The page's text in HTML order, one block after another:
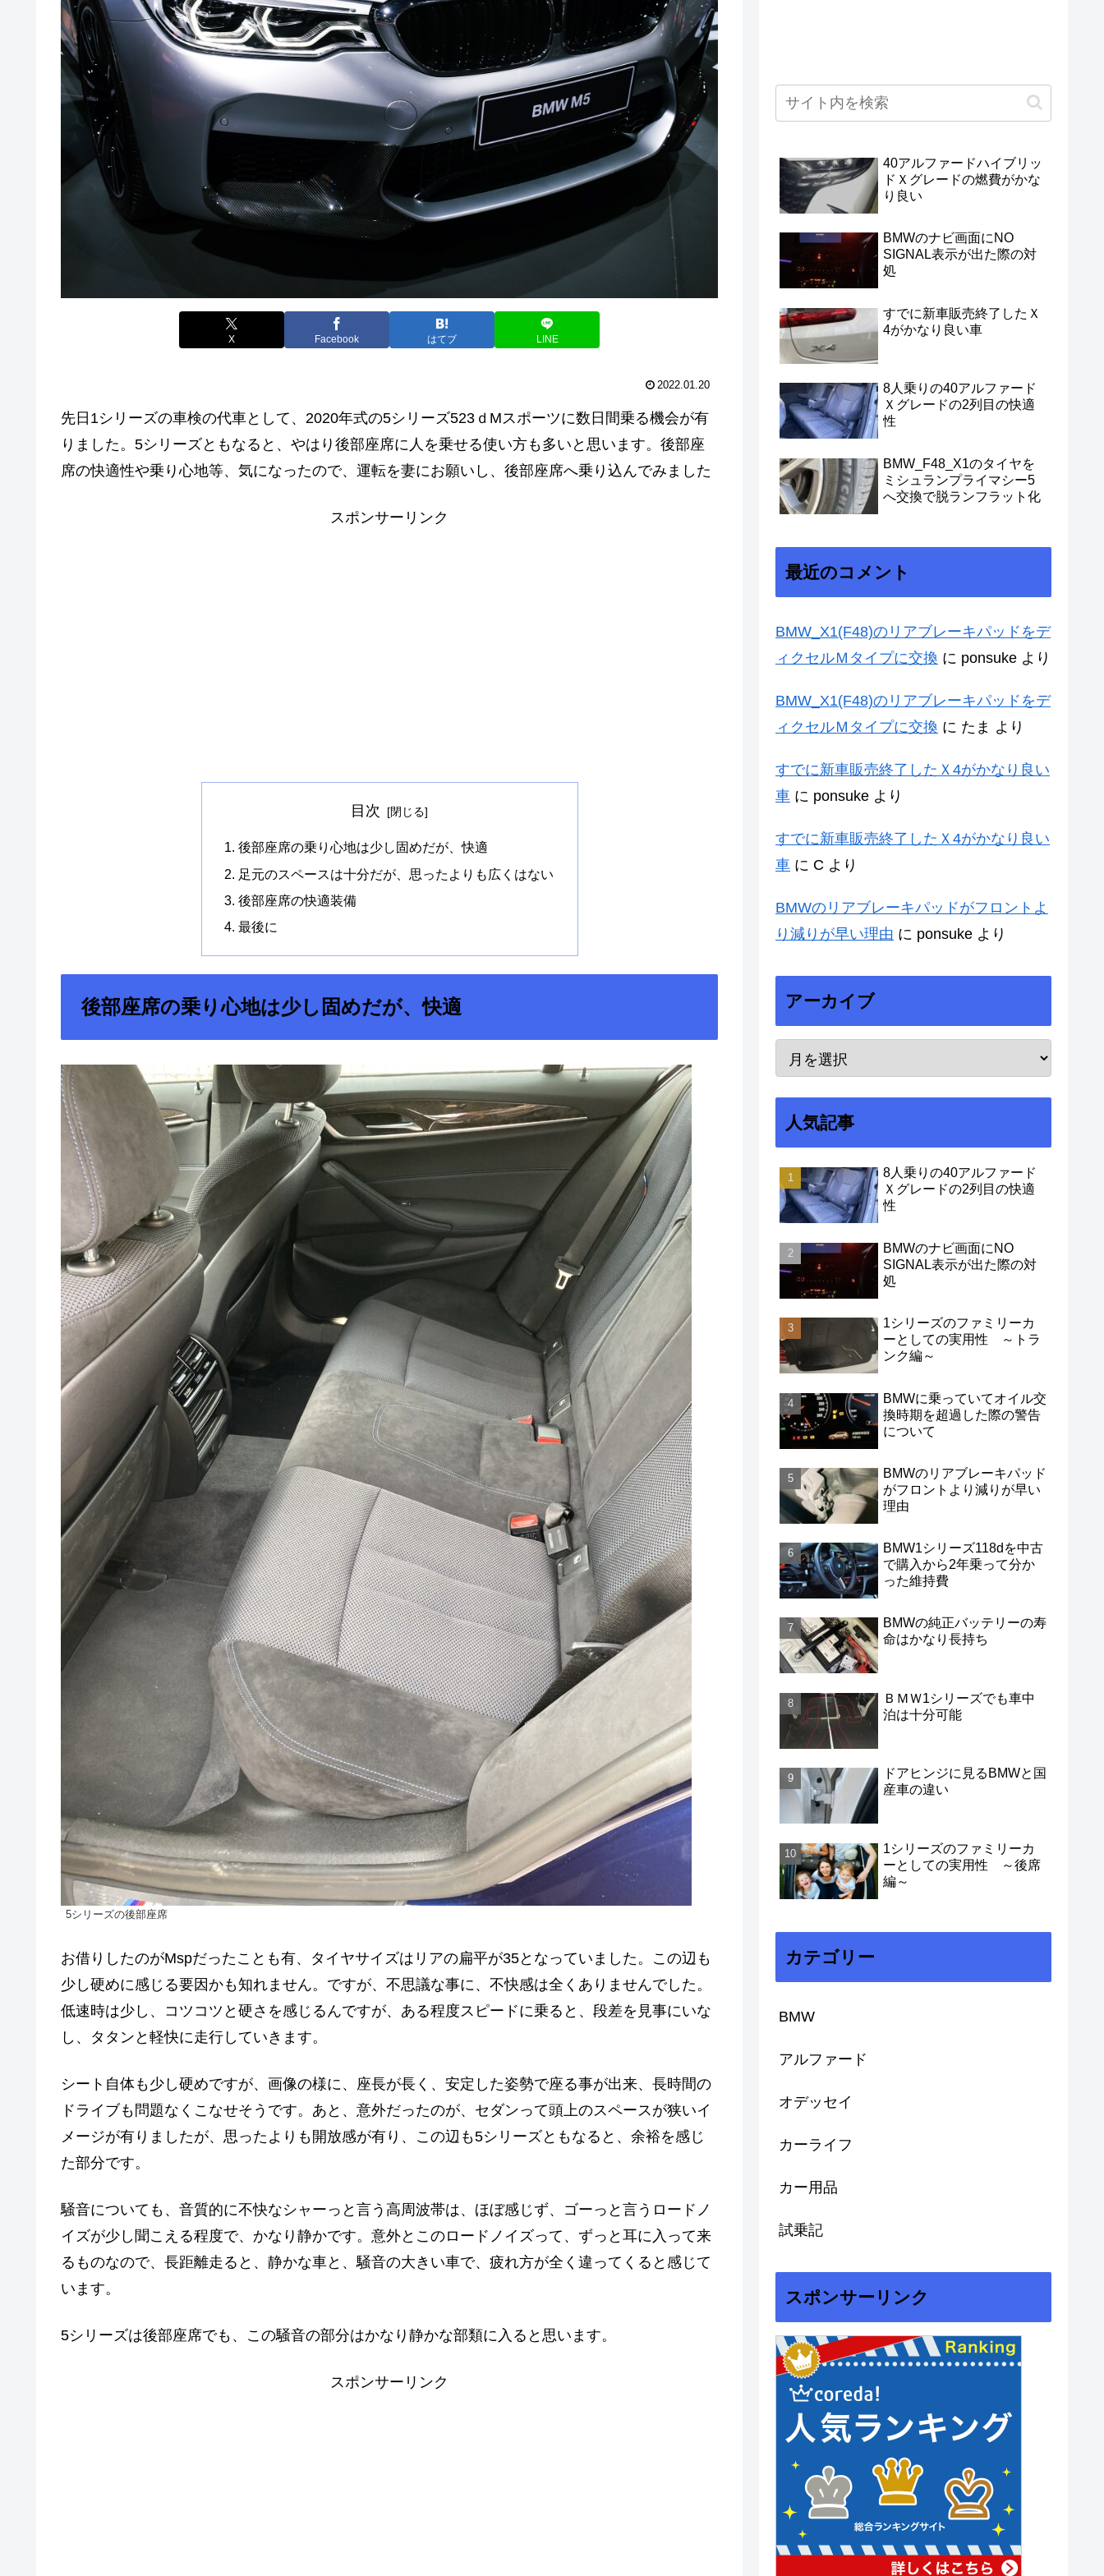
X Facebook はてブ LINE
2022.01.20
先日1シリーズの車検の代車として、2020年式の5シリーズ523ｄMスポーツに数日間乗る機会が有
りました。5シリーズともなると、やはり後部座席に人を乗せる使い方も多いと思います。後部座
席の快適性や乗り心地等、気になったので、運転を妻にお願いし、後部座席へ乗り込んでみました
スポンサーリンク
目次
後部座席の乗り心地は少し固めだが、快適
足元のスペースは十分だが、思ったよりも広くはない
後部座席の快適装備
最後に
後部座席の乗り心地は少し固めだが、快適
5シリーズの後部座席
お借りしたのがMspだったことも有、タイヤサイズはリアの扁平が35となっていました。この辺も
少し硬めに感じる要因かも知れません。ですが、不思議な事に、不快感は全くありませんでした。
低速時は少し、コツコツと硬さを感じるんですが、ある程度スピードに乗ると、段差を見事にいな
し、タタンと軽快に走行していきます。
シート自体も少し硬めですが、画像の様に、座長が長く、安定した姿勢で座る事が出来、長時間の
ドライブも問題なくこなせそうです。あと、意外だったのが、セダンって頭上のスペースが狭いイ
メージが有りましたが、思ったよりも開放感が有り、この辺も5シリーズともなると、余裕を感じ
た部分です。
騒音についても、音質的に不快なシャーっと言う高周波帯は、ほぼ感じず、ゴーっと言うロードノ
イズが少し聞こえる程度で、かなり静かです。意外とこのロードノイズって、ずっと耳に入って来
るものなので、長距離走ると、静かな車と、騒音の大きい車で、疲れ方が全く違ってくると感じて
います。
5シリーズは後部座席でも、この騒音の部分はかなり静かな部類に入ると思います。
スポンサーリンク
40アルファードハイブリッ
ドＸグレードの燃費がかな
り良い
BMWのナビ画面にNO
SIGNAL表示が出た際の対
処
すでに新車販売終了したＸ
4がかなり良い車
8人乗りの40アルファード
Ｘグレードの2列目の快適
性
BMW_F48_X1のタイヤを
ミシュランプライマシー5
へ交換で脱ランフラット化
最近のコメント
BMW_X1(F48)のリアブレーキパッドをデ
ィクセルＭタイプに交換 に ponsuke より
BMW_X1(F48)のリアブレーキパッドをデ
ィクセルＭタイプに交換 に たま より
すでに新車販売終了したＸ4がかなり良い
車 に ponsuke より
すでに新車販売終了したＸ4がかなり良い
車 に C より
BMWのリアブレーキパッドがフロントよ
り減りが早い理由 に ponsuke より
アーカイブ
人気記事
8人乗りの40アルファード
Ｘグレードの2列目の快適
性
BMWのナビ画面にNO
SIGNAL表示が出た際の対
処
1シリーズのファミリーカ
ーとしての実用性 ～トラ
ンク編～
BMWに乗っていてオイル交
換時期を超過した際の警告
について
BMWのリアブレーキパッド
がフロントより減りが早い
理由
BMW1シリーズ118dを中古
で購入から2年乗って分か
った維持費
BMWの純正バッテリーの寿
命はかなり長持ち
ＢＭＷ1シリーズでも車中
泊は十分可能
ドアヒンジに見るBMWと国
産車の違い
1シリーズのファミリーカ
ーとしての実用性 ～後席
編～
カテゴリー
BMW
アルファード
オデッセイ
カーライフ
カー用品
試乗記
スポンサーリンク